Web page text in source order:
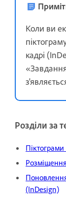
Коли ви
кадрі
Розділи за
Поновлення
(InDesign)